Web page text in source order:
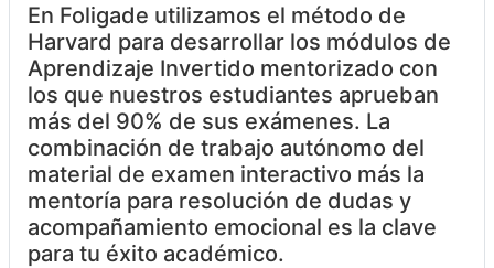
En Foligade utilizamos el método de
Harvard para desarrollar los módulos de
Aprendizaje Invertido mentorizado con
los que nuestros estudiantes aprueban
más del 90% de sus exámenes. La
combinación de trabajo autónomo del
material de examen interactivo más la
mentoría para resolución de dudas y
acompañamiento emocional es la clave
para tu éxito académico.